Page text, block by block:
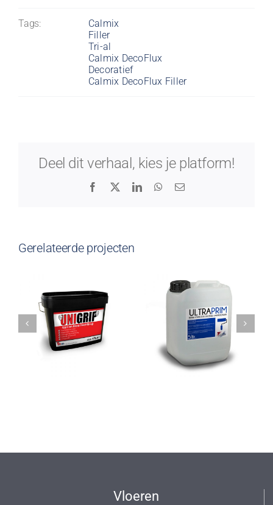
Tags:
Calmix
Filler
Tri-al
Calmix DecoFlux
Decoratief
Calmix DecoFlux Filler
Deel dit verhaal, kies je platform!
Facebook
X LinkedInWhatsApp
E-
Gerelateerde projecten
Calstar
UltraPrim
Calstar
MultiPrim
Vloeren